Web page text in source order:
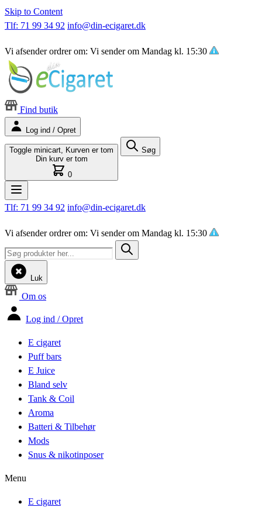
Skip to Content
Tlf: 71 99 34 92 info@din-ecigaret.dk
Vi afsender ordrer om: Vi sender om Mandag kl. 15:30
Find butik
Log ind / Opret
Toggle minicart, Kurven er tom
Din kurv er tom
0
Søg
Tlf: 71 99 34 92 info@din-ecigaret.dk
Vi afsender ordrer om: Vi sender om Mandag kl. 15:30
Luk
Om os
Log ind / Opret
E cigaret
Puff bars
E Juice
Bland selv
Tank & Coil
Aroma
Batteri & Tilbehør
Mods
Snus & nikotinposer
Menu
E cigaret